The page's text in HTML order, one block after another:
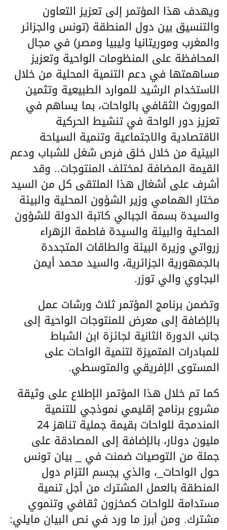
ويهدف هذا المؤتمر إلى تعزيز التعاون
والتنسيق بين دول المنطقة (تونس والجزائر
والمغرب وموريتانيا وليبيا ومصر) في مجال
المحافظة على المنظومات الواحية وتعزيز
مساهمتها في دعم التنمية المحلية من خلال
الاستخدام الرشيد للموارد الطبيعية وتثمين
الموروث الثقافي بالواحات، بما يساهم في
تعزيز دور الواحة في تنشيط الحركية
الاقتصادية والاجتماعية وتنمية السياحة
البيئية من خلال خلق فرص شغل للشباب ودعم
القيمة المضافة لمختلف المنتوجات.. وقد
أشرف على أشغال هذا الملتقى كل من السيد
مختار الهمامي وزير الشؤون المحلية والبيئة
والسيدة بسمة الجبالي كاتبة الدولة للشؤون
المحلية والبيئة والسيدة فاطمة الزهراء
زرواتي وزيرة البيئة والطاقات المتجددة
بالجمهورية الجزائرية، والسيد محمد أيمن
البجاوي والي توزر.
وتضمن برنامج المؤتمر ثلاث ورشات عمل
بالإضافة إلى معرض للمنتوجات الواحية إلى
جانب الدورة الثانية لجائزة ابن الشباط
للمبادرات المتميزة لتنمية الواحات على
المستوى الإفريقي والمتوسطي.
كما تم خلال هذا المؤتمر الإطلاع على وثيقة
مشروع برنامج إقليمي نموذجي للتنمية
المندمجة للواحات بقيمة جملية تناهز 24
مليون دولار، بالإضافة إلى المصادقة على
جملة من التوصيات ضمنت في _ بيان تونس
حول الواحات_، والذي يجسم التزام دول
المنطقة بالعمل المشترك من أجل تنمية
مستدامة للواحات كمخزون ثقافي وتنموي
مشترك. ومن أبرز ما ورد في نص البيان مايلي: